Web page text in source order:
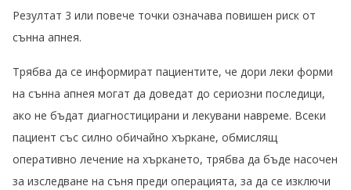
Резултат 3 или повече точки означава повишен риск от
сънна апнея.
Трябва да се информират пациентите, че дори леки форми
на сънна апнея могат да доведат до сериозни последици,
ако не бъдат диагностицирани и лекувани навреме. Всеки
пациент със силно обичайно хъркане, обмислящ
оперативно лечение на хъркането, трябва да бъде насочен
за изследване на съня преди операцията, за да се изключи